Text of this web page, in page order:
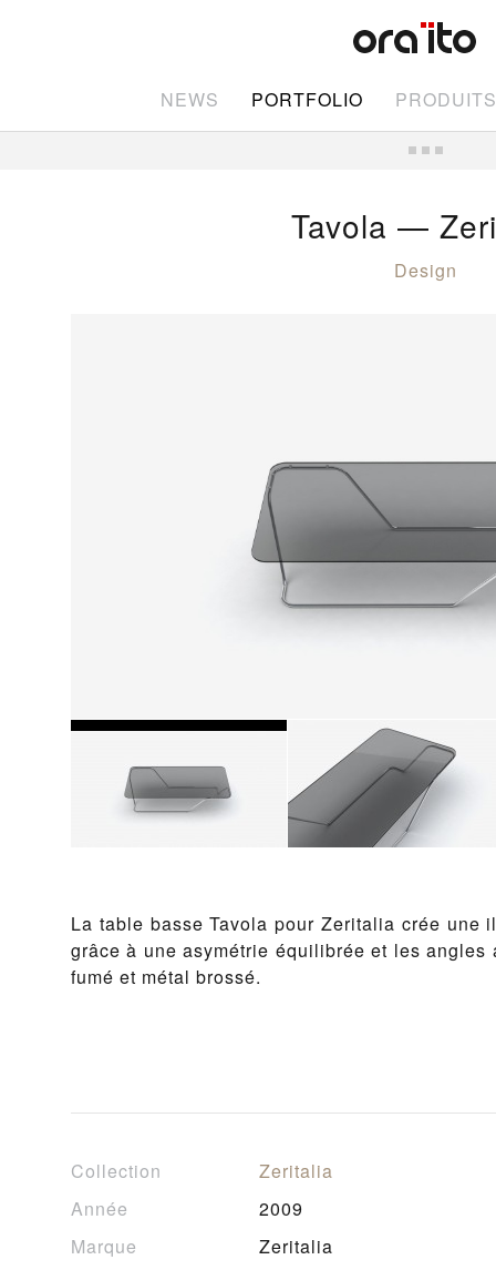
NEWS PORTFOLIO PRODUITS
Tavola —
Design
La table basse Tavola pour Zeritalia crée une
grâce à une asymétrie équilibrée et les
fumé et métal brossé.
Collection
Zeritalia
Année
2009
Marque
Zeritalia